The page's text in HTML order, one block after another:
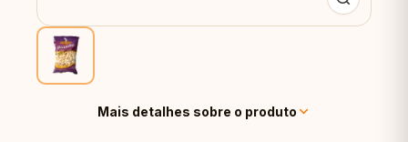
Mais detalhes sobre o produto